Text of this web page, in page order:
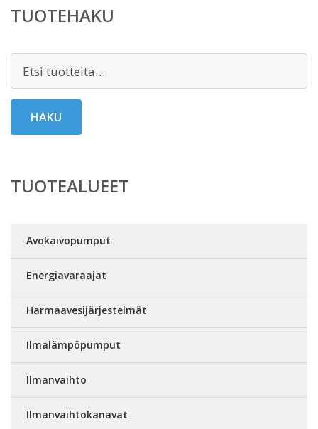
TUOTEHAKU
HAKU
TUOTEALUEET
Avokaivopumput
Energiavaraajat
Harmaavesijärjestelmät
Ilmalämpöpumput
Ilmanvaihto
Ilmanvaihtokanavat